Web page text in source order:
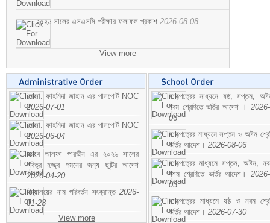
২০২৬ সালের এসএসসি পরীক্ষার ফলাফল প্রকাশ 2026-08-08
View more
মোসা: ফাহমিদা জাহান এর পাসপোর্ট NOC
2026-07-01
মোসা: ফাহমিদা জাহান এর পাসপোর্ট NOC
2026-06-04
জনাব আলফা পারভীন এর ২০২৬ সালের
পবিত্র হজ্জ্ব গমনের জন্য ছুটির আদেশ
2026-04-20
বিদ্যালয়ের নাম পরিবর্তন সংক্রান্ত 2026-
01-28
View more
ছাড়পত্রের মাধ্যমে ষষ্ঠ, সপ্তম,
নবম শ্রেণিতে ভর্তির আদেশ ।
06
ছাড়পত্রের মাধ্যমে সপ্তম ও অষ্টম
ভর্তির আদেশ। 2026-08-06
ছাড়পত্রের মাধ্যমে সপ্তম, অষ্টম,
দশম শ্রেণিতে ভর্তির আদেশ।
03
ছাড়পত্রের মাধ্যমে ষষ্ঠ ও নবম
ভর্তির আদেশ। 2026-07-30